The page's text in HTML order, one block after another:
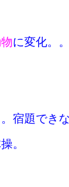
に変化。。
宿題でき
。